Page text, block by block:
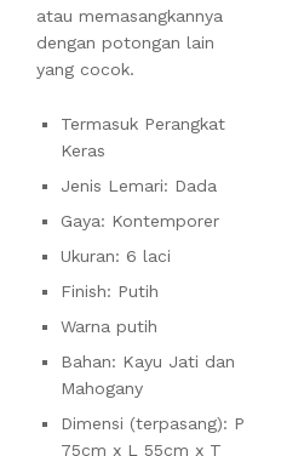
atau memasangkannya
dengan potongan lain
yang cocok.
Termasuk Perangkat
Keras
Jenis Lemari: Dada
Gaya: Kontemporer
Ukuran: 6 laci
Finish: Putih
Warna putih
Bahan: Kayu Jati dan
Mahogany
Dimensi (terpasang): P
75cm x L 55cm x T